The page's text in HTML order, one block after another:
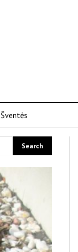
Šventės